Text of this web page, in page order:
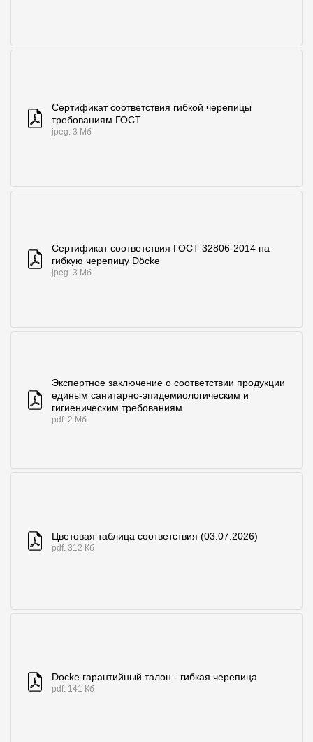
Сертификат соответствия гибкой черепицы
требованиям ГОСТ
jpeg. 3 Мб
Сертификат соответствия ГОСТ 32806-2014 на
гибкую черепицу Döcke
jpeg. 3 Мб
Экспертное заключение о соответствии продукции
единым санитарно-эпидемиологическим и
гигиеническим требованиям
pdf. 2 Мб
Цветовая таблица соответствия (03.07.2026)
pdf. 312 Кб
Docke гарантийный талон - гибкая черепица
pdf. 141 Кб